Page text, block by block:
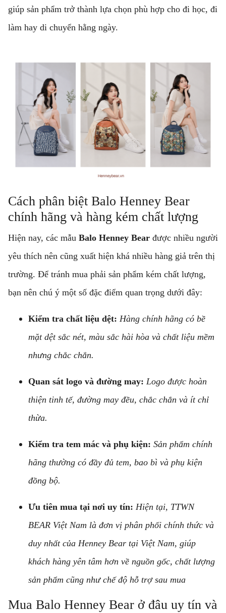
giúp sản phẩm trở thành lựa chọn phù hợp cho đi học, đi
làm hay di chuyển hằng ngày.
Cách phân biệt Balo Henney Bear
chính hãng và hàng kém chất lượng
Hiện nay, các mẫu Balo Henney Bear được nhiều người
yêu thích nên cũng xuất hiện khá nhiều hàng giả trên thị
trường. Để tránh mua phải sản phẩm kém chất lượng,
bạn nên chú ý một số đặc điểm quan trọng dưới đây:
Kiểm tra chất liệu dệt: Hàng chính hãng có bề
mặt dệt sắc nét, màu sắc hài hòa và chất liệu mềm
nhưng chắc chắn.
Quan sát logo và đường may: Logo được hoàn
thiện tinh tế, đường may đều, chắc chắn và ít chỉ
thừa.
Kiểm tra tem mác và phụ kiện: Sản phẩm chính
hãng thường có đầy đủ tem, bao bì và phụ kiện
đồng bộ.
Ưu tiên mua tại nơi uy tín: Hiện tại, TTWN
BEAR Việt Nam là đơn vị phân phối chính thức và
duy nhất của Henney Bear tại Việt Nam, giúp
khách hàng yên tâm hơn về nguồn gốc, chất lượng
sản phẩm cũng như chế độ hỗ trợ sau mua
Mua Balo Henney Bear ở đâu uy tín và